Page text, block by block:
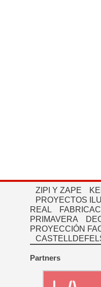
ZIPI Y ZAPE
PROYECTOS
REAL
PRIMAVERA
PROYECCIÓN
Partners